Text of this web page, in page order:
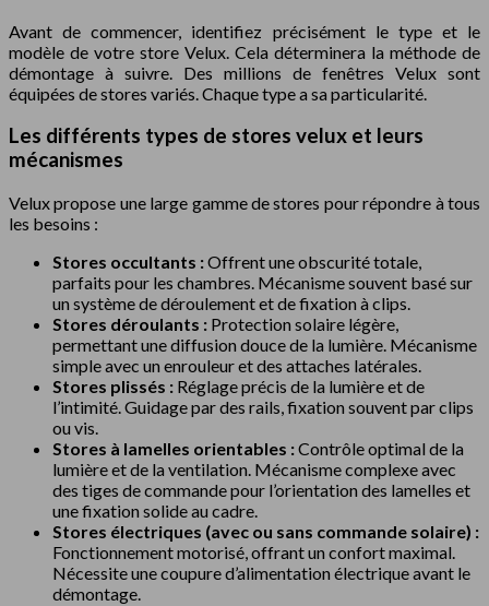
Avant de commencer, identifiez précisément le type et le
modèle de votre store Velux. Cela déterminera la méthode de
démontage à suivre. Des millions de fenêtres Velux sont
équipées de stores variés. Chaque type a sa particularité.
Les différents types de stores velux et leurs
mécanismes
Velux propose une large gamme de stores pour répondre à tous
les besoins :
Stores occultants :Offrent une obscurité totale,
parfaits pour les chambres. Mécanisme souvent basé sur
un système de déroulement et de fixation à clips.
Stores déroulants : Protection solaire légère,
permettant une diffusion douce de la lumière. Mécanisme
simple avec un enrouleur et des attaches latérales.
Stores plissés : Réglage précis de la lumière et de
l’intimité. Guidage par des rails, fixation souvent par clips
ou vis.
Stores à lamelles orientables :Contrôle optimal de la
lumière et de la ventilation. Mécanisme complexe avec
des tiges de commande pour l’orientation des lamelles et
une fixation solide au cadre.
Stores électriques (avec ou sans commande solaire) :
Fonctionnement motorisé, offrant un confort maximal.
Nécessite une coupure d’alimentation électrique avant le
démontage.